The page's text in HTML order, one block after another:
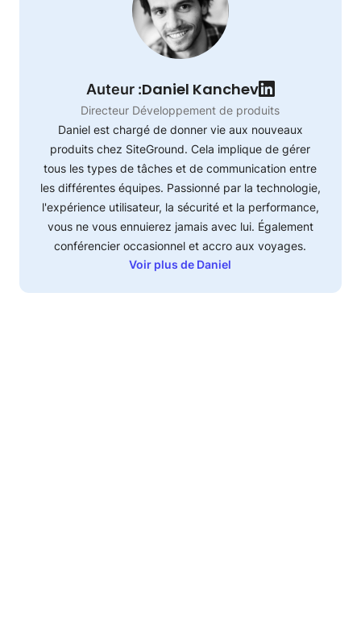
Auteur :Daniel Kanchev
Directeur Développement de produits
Daniel est chargé de donner vie aux nouveaux
produits chez SiteGround. Cela implique de gérer
tous les types de tâches et de communication entre
les différentes équipes. Passionné par la technologie,
l'expérience utilisateur, la sécurité et la performance,
vous ne vous ennuierez jamais avec lui. Également
conférencier occasionnel et accro aux voyages.
Voir plus de Daniel